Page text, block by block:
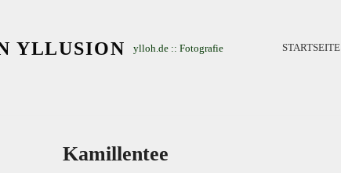
YLLUSION ylloh.de :: Fotografie STARTSEITE
Kamillentee